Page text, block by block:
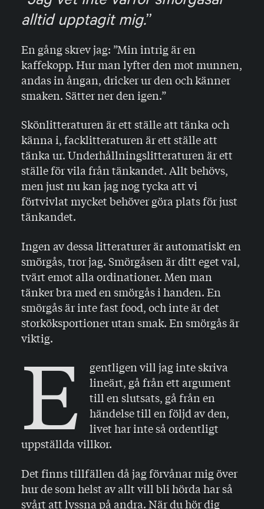
alltid upptagit mig.
En gång skrev jag: ”Min intrig är en
kaffekopp. Hur man lyfter den mot munnen,
andas in ångan, dricker ur den och känner
smaken. Sätter ner den igen.”
Skönlitteraturen är ett ställe att tänka och
känna i, facklitteraturen är ett ställe att
tänka ur. Underhållningslitteraturen är ett
ställe för vila från tänkandet. Allt behövs,
men just nu kan jag nog tycka att vi
förtvivlat mycket behöver göra plats för just
tänkandet.
Ingen av dessa litteraturer är automatiskt en
smörgås, tror jag. Smörgåsen är ditt eget val,
tvärt emot alla ordinationer. Men man
tänker bra med en smörgås i handen. En
smörgås är inte fast food, och inte är det
storköksportioner utan smak. En smörgås är
viktig.
E
gentligen vill jag inte skriva
lineärt, gå från ett argument
till en slutsats, gå från en
händelse till en följd av den,
livet har inte så ordentligt
uppställda villkor.
Det finns tillfällen då jag förvånar mig över
hur de som helst av allt vill bli hörda har så
svårt att lyssna på andra. När du hör dig